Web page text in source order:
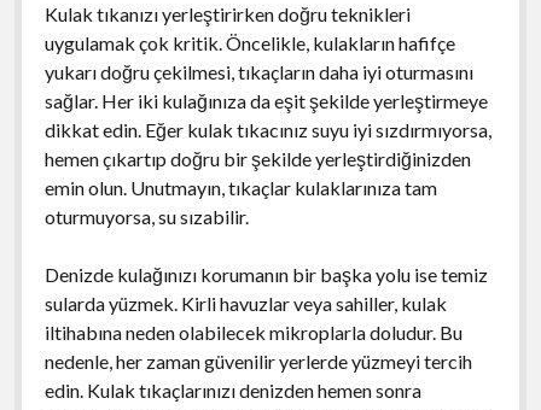
Kulak tıkanızı yerleştirirken doğru teknikleri
uygulamak çok kritik. Öncelikle, kulakların hafifçe
yukarı doğru çekilmesi, tıkaçların daha iyi oturmasını
sağlar. Her iki kulağınıza da eşit şekilde yerleştirmeye
dikkat edin. Eğer kulak tıkacınız suyu iyi sızdırmıyorsa,
hemen çıkartıp doğru bir şekilde yerleştirdiğinizden
emin olun. Unutmayın, tıkaçlar kulaklarınıza tam
oturmuyorsa, su sızabilir.
Denizde kulağınızı korumanın bir başka yolu ise temiz
sularda yüzmek. Kirli havuzlar veya sahiller, kulak
iltihabına neden olabilecek mikroplarla doludur. Bu
nedenle, her zaman güvenilir yerlerde yüzmeyi tercih
edin. Kulak tıkaçlarınızı denizden hemen sonra